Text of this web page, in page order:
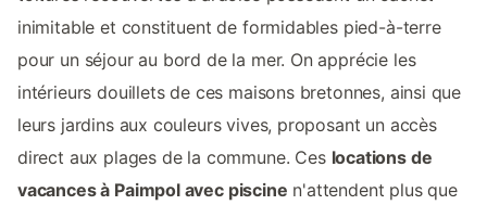
inimitable et constituent de formidables pied-à-terre
pour un séjour au bord de la mer. On apprécie les
intérieurs douillets de ces maisons bretonnes, ainsi que
leurs jardins aux couleurs vives, proposant un accès
direct aux plages de la commune. Ces locations de
vacances à Paimpol avec piscine n'attendent plus que